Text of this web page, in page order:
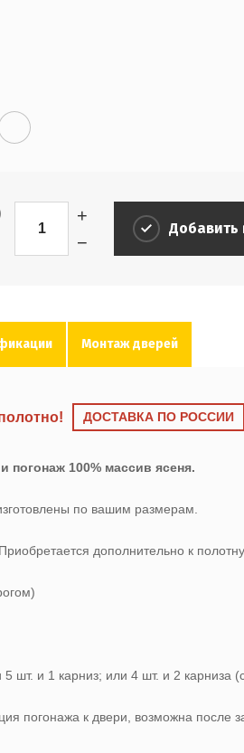
−
+
Добавить
Монтаж дверей
ДОСТАВКА ПО РОССИИ
погонаж 100% массив ясеня.
по вашим размерам.
дополнительно к
шт. и 1 карниз; или 4 шт. и 2 карниза
погонажа к двери, возможна после